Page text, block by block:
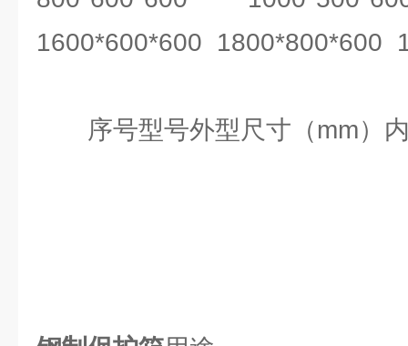
1600*600*600 1800*800*600
序号型号外型尺寸（mm）内